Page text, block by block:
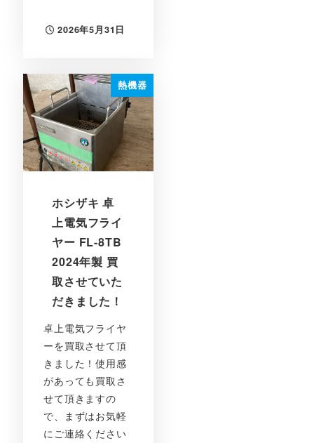
投稿日
2026年5月31日
熱機器
ホシザキ 卓
上電気フライ
ヤー FL-8TB
2024年製 買
取させていた
だきました！
卓上電気フライヤ
ーを買取させて頂
きました！使用感
があっても買取さ
せて頂きますの
で、まずはお気軽
にご連絡ください